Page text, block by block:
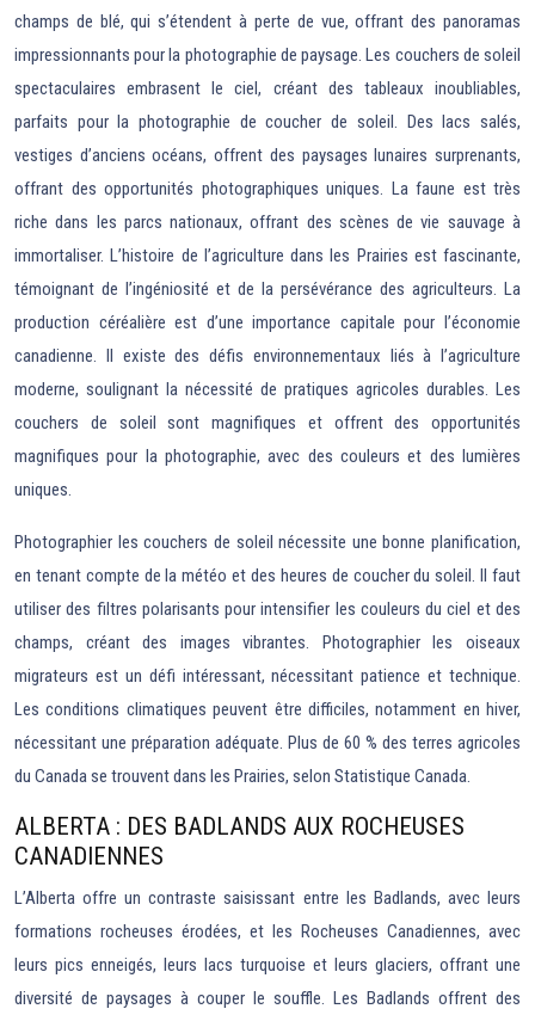
champs de blé, qui s’étendent à perte de vue, offrant des panoramas
impressionnants pour la photographie de paysage. Les couchers de soleil
spectaculaires embrasent le ciel, créant des tableaux inoubliables,
parfaits pour la photographie de coucher de soleil. Des lacs salés,
vestiges d’anciens océans, offrent des paysages lunaires surprenants,
offrant des opportunités photographiques uniques. La faune est très
riche dans les parcs nationaux, offrant des scènes de vie sauvage à
immortaliser. L’histoire de l’agriculture dans les Prairies est fascinante,
témoignant de l’ingéniosité et de la persévérance des agriculteurs. La
production céréalière est d’une importance capitale pour l’économie
canadienne. Il existe des défis environnementaux liés à l’agriculture
moderne, soulignant la nécessité de pratiques agricoles durables. Les
couchers de soleil sont magnifiques et offrent des opportunités
magnifiques pour la photographie, avec des couleurs et des lumières
uniques.
Photographier les couchers de soleil nécessite une bonne planification,
en tenant compte de la météo et des heures de coucher du soleil. Il faut
utiliser des filtres polarisants pour intensifier les couleurs du ciel et des
champs, créant des images vibrantes. Photographier les oiseaux
migrateurs est un défi intéressant, nécessitant patience et technique.
Les conditions climatiques peuvent être difficiles, notamment en hiver,
nécessitant une préparation adéquate. Plus de 60 % des terres agricoles
du Canada se trouvent dans les Prairies, selon Statistique Canada.
ALBERTA : DES BADLANDS AUX ROCHEUSES
CANADIENNES
L’Alberta offre un contraste saisissant entre les Badlands, avec leurs
formations rocheuses érodées, et les Rocheuses Canadiennes, avec
leurs pics enneigés, leurs lacs turquoise et leurs glaciers, offrant une
diversité de paysages à couper le souffle. Les Badlands offrent des